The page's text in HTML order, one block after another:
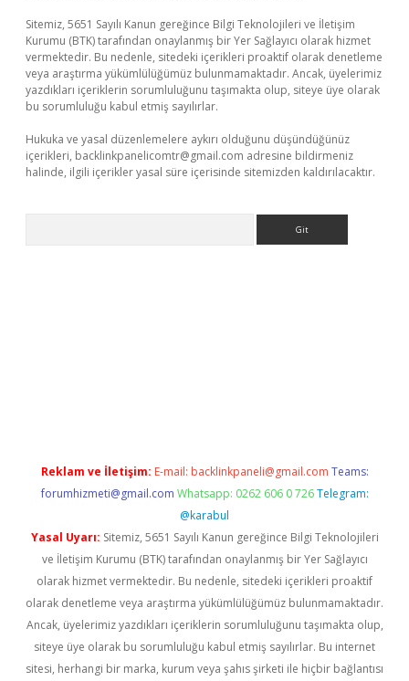
Sitemiz, 5651 Sayılı Kanun gereğince Bilgi Teknolojileri ve İletişim
Kurumu (BTK) tarafından onaylanmış bir Yer Sağlayıcı olarak hizmet
vermektedir. Bu nedenle, sitedeki içerikleri proaktif olarak denetleme
veya araştırma yükümlülüğümüz bulunmamaktadır. Ancak, üyelerimiz
yazdıkları içeriklerin sorumluluğunu taşımakta olup, siteye üye olarak
bu sorumluluğu kabul etmiş sayılırlar.
Hukuka ve yasal düzenlemelere aykırı olduğunu düşündüğünüz
içerikleri, backlinkpanelicomtr@gmail.com adresine bildirmeniz
halinde, ilgili içerikler yasal süre içerisinde sitemizden kaldırılacaktır.
Reklam ve İletişim: E-mail: backlinkpaneli@gmail.com Teams:
forumhizmeti@gmail.com Whatsapp: 0262 606 0 726 Telegram:
@karabul
Yasal Uyarı: Sitemiz, 5651 Sayılı Kanun gereğince Bilgi Teknolojileri
ve İletişim Kurumu (BTK) tarafından onaylanmış bir Yer Sağlayıcı
olarak hizmet vermektedir. Bu nedenle, sitedeki içerikleri proaktif
olarak denetleme veya araştırma yükümlülüğümüz bulunmamaktadır.
Ancak, üyelerimiz yazdıkları içeriklerin sorumluluğunu taşımakta olup,
siteye üye olarak bu sorumluluğu kabul etmiş sayılırlar. Bu internet
sitesi, herhangi bir marka, kurum veya şahıs şirketi ile hiçbir bağlantısı